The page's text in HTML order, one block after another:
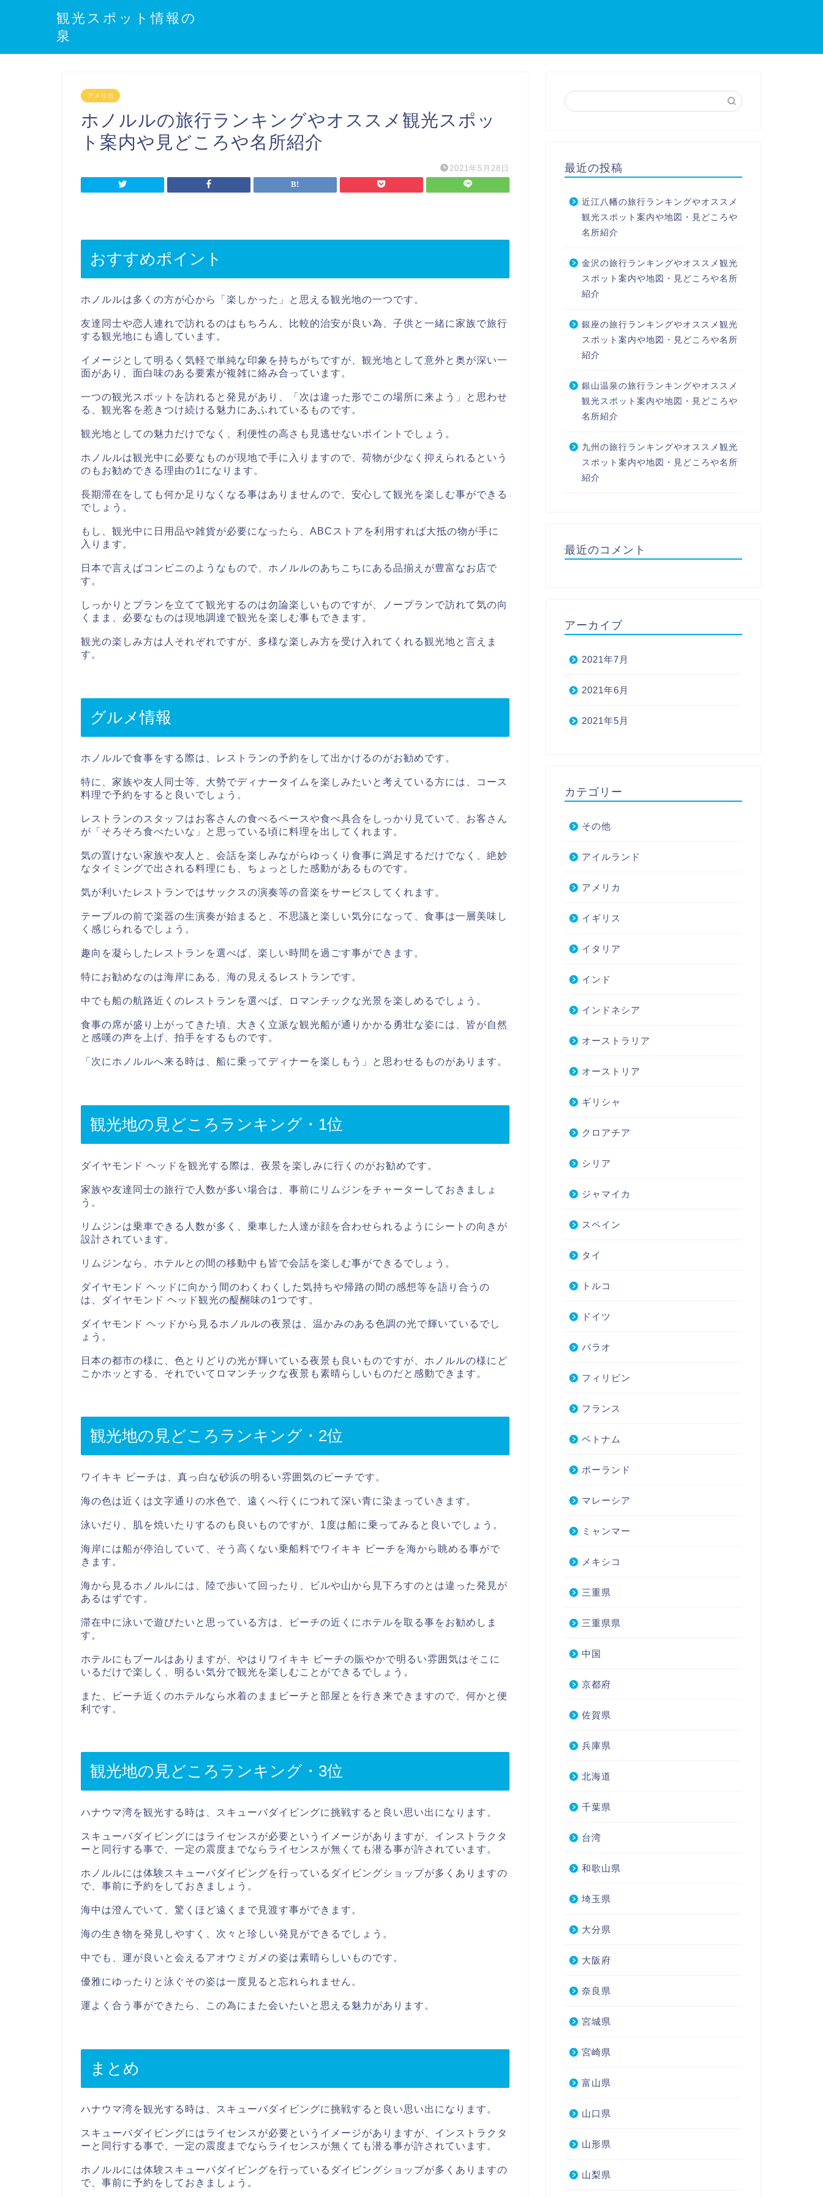
観光スポット情報の
泉
アメリカ
ホノルルの旅行ランキングやオススメ観光スポッ
ト案内や見どころや名所紹介
2021年5月28日
おすすめポイント
ホノルルは多くの方が心から「楽しかった」と思える観光地の一つです。
友達同士や恋人連れで訪れるのはもちろん、比較的治安が良い為、子供と一緒に家族で旅行
する観光地にも適しています。
イメージとして明るく気軽で単純な印象を持ちがちですが、観光地として意外と奥が深い一
面があり、面白味のある要素が複雑に絡み合っています。
一つの観光スポットを訪れると発見があり、「次は違った形でこの場所に来よう」と思わせ
る、観光客を惹きつけ続ける魅力にあふれているものです。
観光地としての魅力だけでなく、利便性の高さも見逃せないポイントでしょう。
ホノルルは観光中に必要なものが現地で手に入りますので、荷物が少なく抑えられるという
のもお勧めできる理由の1になります。
長期滞在をしても何か足りなくなる事はありませんので、安心して観光を楽しむ事ができる
でしょう。
もし、観光中に日用品や雑貨が必要になったら、ABCストアを利用すれば大抵の物が手に
入ります。
日本で言えばコンビニのようなもので、ホノルルのあちこちにある品揃えが豊富なお店で
す。
しっかりとプランを立てて観光するのは勿論楽しいものですが、ノープランで訪れて気の向
くまま、必要なものは現地調達で観光を楽しむ事もできます。
観光の楽しみ方は人それぞれですが、多様な楽しみ方を受け入れてくれる観光地と言えま
す。
グルメ情報
ホノルルで食事をする際は、レストランの予約をして出かけるのがお勧めです。
特に、家族や友人同士等、大勢でディナータイムを楽しみたいと考えている方には、コース
料理で予約をすると良いでしょう。
レストランのスタッフはお客さんの食べるペースや食べ具合をしっかり見ていて、お客さん
が「そろそろ食べたいな」と思っている頃に料理を出してくれます。
気の置けない家族や友人と、会話を楽しみながらゆっくり食事に満足するだけでなく、絶妙
なタイミングで出される料理にも、ちょっとした感動があるものです。
気が利いたレストランではサックスの演奏等の音楽をサービスしてくれます。
テーブルの前で楽器の生演奏が始まると、不思議と楽しい気分になって、食事は一層美味し
く感じられるでしょう。
趣向を凝らしたレストランを選べば、楽しい時間を過ごす事ができます。
特にお勧めなのは海岸にある、海の見えるレストランです。
中でも船の航路近くのレストランを選べば、ロマンチックな光景を楽しめるでしょう。
食事の席が盛り上がってきた頃、大きく立派な観光船が通りかかる勇壮な姿には、皆が自然
と感嘆の声を上げ、拍手をするものです。
「次にホノルルへ来る時は、船に乗ってディナーを楽しもう」と思わせるものがあります。
観光地の見どころランキング・1位
ダイヤモンド ヘッドを観光する際は、夜景を楽しみに行くのがお勧めです。
家族や友達同士の旅行で人数が多い場合は、事前にリムジンをチャーターしておきましょ
う。
リムジンは乗車できる人数が多く、乗車した人達が顔を合わせられるようにシートの向きが
設計されています。
リムジンなら、ホテルとの間の移動中も皆で会話を楽しむ事ができるでしょう。
ダイヤモンド ヘッドに向かう間のわくわくした気持ちや帰路の間の感想等を語り合うの
は、ダイヤモンド ヘッド観光の醍醐味の1つです。
ダイヤモンド ヘッドから見るホノルルの夜景は、温かみのある色調の光で輝いているでし
ょう。
日本の都市の様に、色とりどりの光が輝いている夜景も良いものですが、ホノルルの様にど
こかホッとする、それでいてロマンチックな夜景も素晴らしいものだと感動できます。
観光地の見どころランキング・2位
ワイキキ ビーチは、真っ白な砂浜の明るい雰囲気のビーチです。
海の色は近くは文字通りの水色で、遠くへ行くにつれて深い青に染まっていきます。
泳いだり、肌を焼いたりするのも良いものですが、1度は船に乗ってみると良いでしょう。
海岸には船が停泊していて、そう高くない乗船料でワイキキ ビーチを海から眺める事がで
きます。
海から見るホノルルには、陸で歩いて回ったり、ビルや山から見下ろすのとは違った発見が
あるはずです。
滞在中に泳いで遊びたいと思っている方は、ビーチの近くにホテルを取る事をお勧めしま
す。
ホテルにもプールはありますが、やはりワイキキ ビーチの賑やかで明るい雰囲気はそこに
いるだけで楽しく、明るい気分で観光を楽しむことができるでしょう。
また、ビーチ近くのホテルなら水着のままビーチと部屋とを行き来できますので、何かと便
利です。
観光地の見どころランキング・3位
ハナウマ湾を観光する時は、スキューバダイビングに挑戦すると良い思い出になります。
スキューバダイビングにはライセンスが必要というイメージがありますが、インストラクタ
ーと同行する事で、一定の震度までならライセンスが無くても潜る事が許されています。
ホノルルには体験スキューバダイビングを行っているダイビングショップが多くありますの
で、事前に予約をしておきましょう。
海中は澄んでいて、驚くほど遠くまで見渡す事ができます。
海の生き物を発見しやすく、次々と珍しい発見ができるでしょう。
中でも、運が良いと会えるアオウミガメの姿は素晴らしいものです。
優雅にゆったりと泳ぐその姿は一度見ると忘れられません。
運よく合う事ができたら、この為にまた会いたいと思える魅力があります。
まとめ
ハナウマ湾を観光する時は、スキューバダイビングに挑戦すると良い思い出になります。
スキューバダイビングにはライセンスが必要というイメージがありますが、インストラクタ
ーと同行する事で、一定の震度までならライセンスが無くても潜る事が許されています。
ホノルルには体験スキューバダイビングを行っているダイビングショップが多くありますの
で、事前に予約をしておきましょう。
最近の投稿
近江八幡の旅行ランキングやオススメ
観光スポット案内や地図・見どころや
名所紹介
金沢の旅行ランキングやオススメ観光
スポット案内や地図・見どころや名所
紹介
銀座の旅行ランキングやオススメ観光
スポット案内や地図・見どころや名所
紹介
銀山温泉の旅行ランキングやオススメ
観光スポット案内や地図・見どころや
名所紹介
九州の旅行ランキングやオススメ観光
スポット案内や地図・見どころや名所
紹介
最近のコメント
アーカイブ
2021年7月
2021年6月
2021年5月
カテゴリー
その他
アイルランド
アメリカ
イギリス
イタリア
インド
インドネシア
オーストラリア
オーストリア
ギリシャ
クロアチア
シリア
ジャマイカ
スペイン
タイ
トルコ
ドイツ
パラオ
フィリピン
フランス
ベトナム
ポーランド
マレーシア
ミャンマー
メキシコ
三重県
三重県県
中国
京都府
佐賀県
兵庫県
北海道
千葉県
台湾
和歌山県
埼玉県
大分県
大阪府
奈良県
宮城県
宮崎県
富山県
山口県
山形県
山梨県